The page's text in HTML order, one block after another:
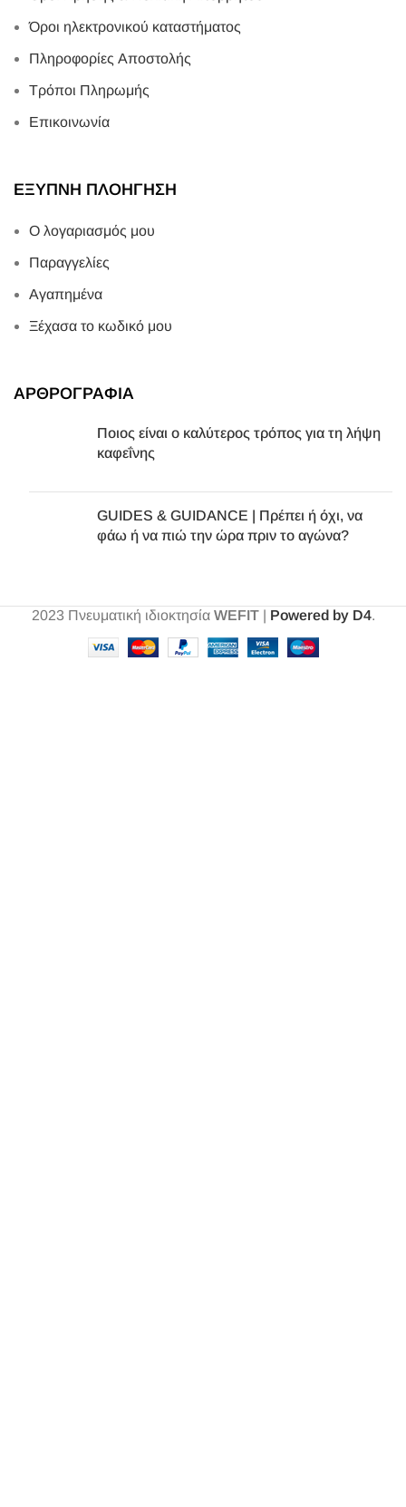
Όροι ηλεκτρονικού καταστήματος
Πληροφορίες Αποστολής
Τρόποι Πληρωμής
Επικοινωνία
ΕΞΥΠΝΗ ΠΛΟΗΓΗΣΗ
Ο λογαριασμός μου
Παραγγελίες
Αγαπημένα
Ξέχασα το κωδικό μου
ΑΡΘΡΟΓΡΑΦΙΑ
Ποιος είναι ο καλύτερος τρόπος για τη λήψη
καφεΐνης
GUIDES & GUIDANCE | Πρέπει ή όχι, να
φάω ή να πιώ την ώρα πριν το αγώνα?
2023 Πνευματική ιδιοκτησία WEFIT| Powered by D4.